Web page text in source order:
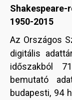
1950-2015
Az Országos
digitális
időszakból
bemutató
budapesti, 94